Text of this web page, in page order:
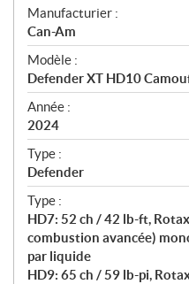
S
p
é
c
i
f
i
c
a
t
i
o
n
s
Manufacturier :
Can-Am
Modèle :
Defender XT HD10
Année :
2024
Type :
Defender
Type :
HD7: 52 ch / 42 lb-ft,
combustion avancée)
par liquide
HD9: 65 ch / 59 lb-pi,